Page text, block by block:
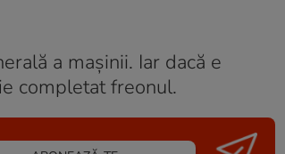
a mașinii. Iar dacă e
completat freonul.